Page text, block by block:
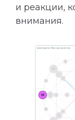
и реакции,
внимания.